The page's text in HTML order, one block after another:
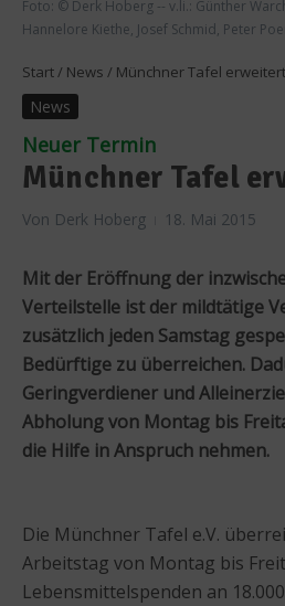
Foto: © Derk Hoberg -- v.li.: Günther
Hannelore Kiethe, Josef Schmid, Peter
Start / News / Münchner Tafel
News
Neuer Termin
Münchner Tafel
Von Derk Hoberg 18. Mai 2015
Mit der Eröffnung der
Verteilstelle ist der mildtätige
zusätzlich jeden Samstag
Bedürftige zu überreichen.
Geringverdiener und
Abholung von Montag bis
die Hilfe in Anspruch nehmen.
Die Münchner Tafel e.V.
Arbeitstag von Montag bis
Lebensmittelspenden an